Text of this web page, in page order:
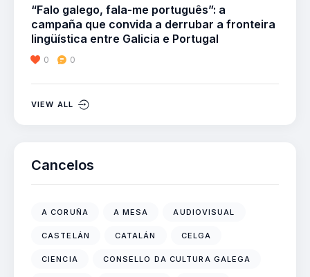
“Falo galego, fala-me português”: a
campaña que convida a derrubar a fronteira
lingüística entre Galicia e Portugal
0 0
VIEW ALL
Cancelos
A CORUÑA A MESA AUDIOVISUAL
CASTELÁN CATALÁN CELGA
CIENCIA CONSELLO DA CULTURA GALEGA